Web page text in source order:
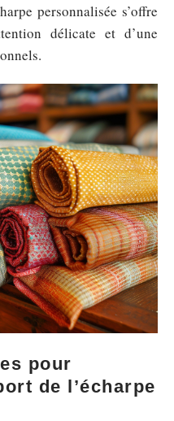
personnalisée s’offre
délicate et d’une
pour
de l’écharpe